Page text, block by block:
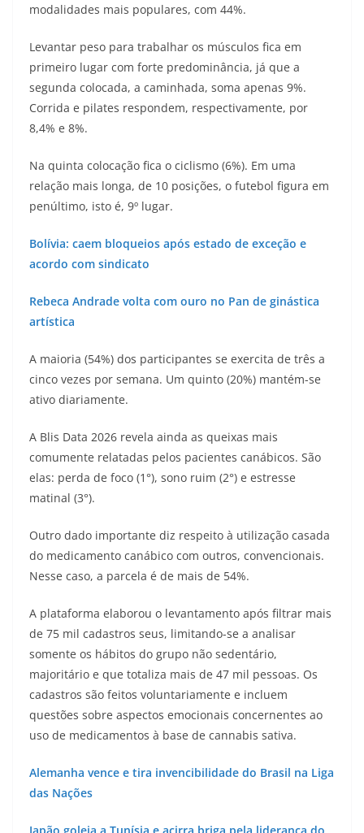
modalidades mais populares, com 44%.
Levantar peso para trabalhar os músculos fica em
primeiro lugar com forte predominância, já que a
segunda colocada, a caminhada, soma apenas 9%.
Corrida e pilates respondem, respectivamente, por
8,4% e 8%.
Na quinta colocação fica o ciclismo (6%). Em uma
relação mais longa, de 10 posições, o futebol figura em
penúltimo, isto é, 9º lugar.
Bolívia: caem bloqueios após estado de exceção e
acordo com sindicato
Rebeca Andrade volta com ouro no Pan de ginástica
artística
A maioria (54%) dos participantes se exercita de três a
cinco vezes por semana. Um quinto (20%) mantém-se
ativo diariamente.
A Blis Data 2026 revela ainda as queixas mais
comumente relatadas pelos pacientes canábicos. São
elas: perda de foco (1°), sono ruim (2°) e estresse
matinal (3°).
Outro dado importante diz respeito à utilização casada
do medicamento canábico com outros, convencionais.
Nesse caso, a parcela é de mais de 54%.
A plataforma elaborou o levantamento após filtrar mais
de 75 mil cadastros seus, limitando-se a analisar
somente os hábitos do grupo não sedentário,
majoritário e que totaliza mais de 47 mil pessoas. Os
cadastros são feitos voluntariamente e incluem
questões sobre aspectos emocionais concernentes ao
uso de medicamentos à base de cannabis sativa.
Alemanha vence e tira invencibilidade do Brasil na Liga
das Nações